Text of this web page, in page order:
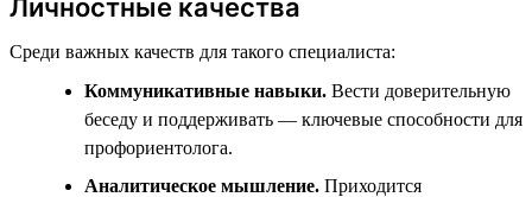
Личностные качества
Среди важных качеств для такого специалиста:
Коммуникативные навыки. Вести доверительную
беседу и поддерживать — ключевые способности для
профориентолога.
Аналитическое мышление. Приходится